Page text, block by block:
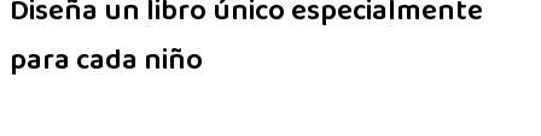
Diseña un libro único especialmente
para cada niño